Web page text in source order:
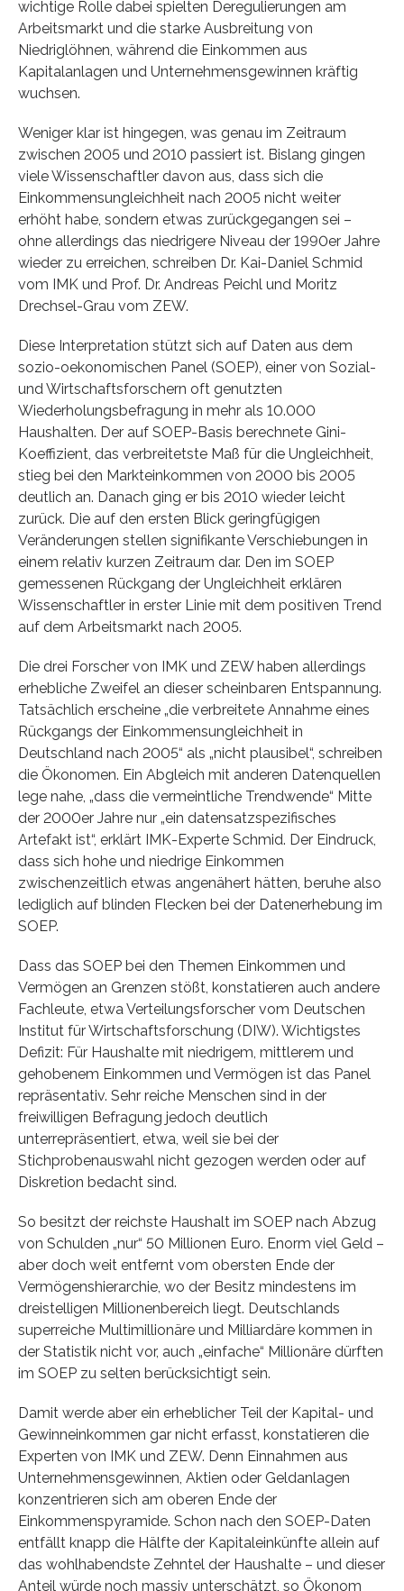
wichtige Rolle dabei spielten Deregulierungen am
Arbeitsmarkt und die starke Ausbreitung von
Niedriglöhnen, während die Einkommen aus
Kapitalanlagen und Unternehmensgewinnen kräftig
wuchsen.
Weniger klar ist hingegen, was genau im Zeitraum
zwischen 2005 und 2010 passiert ist. Bislang gingen
viele Wissenschaftler davon aus, dass sich die
Einkommensungleichheit nach 2005 nicht weiter
erhöht habe, sondern etwas zurückgegangen sei –
ohne allerdings das niedrigere Niveau der 1990er Jahre
wieder zu erreichen, schreiben Dr. Kai-Daniel Schmid
vom IMK und Prof. Dr. Andreas Peichl und Moritz
Drechsel-Grau vom ZEW.
Diese Interpretation stützt sich auf Daten aus dem
sozio-oekonomischen Panel (SOEP), einer von Sozial-
und Wirtschaftsforschern oft genutzten
Wiederholungsbefragung in mehr als 10.000
Haushalten. Der auf SOEP-Basis berechnete Gini-
Koeffizient, das verbreitetste Maß für die Ungleichheit,
stieg bei den Markteinkommen von 2000 bis 2005
deutlich an. Danach ging er bis 2010 wieder leicht
zurück. Die auf den ersten Blick geringfügigen
Veränderungen stellen signifikante Verschiebungen in
einem relativ kurzen Zeitraum dar. Den im SOEP
gemessenen Rückgang der Ungleichheit erklären
Wissenschaftler in erster Linie mit dem positiven Trend
auf dem Arbeitsmarkt nach 2005.
Die drei Forscher von IMK und ZEW haben allerdings
erhebliche Zweifel an dieser scheinbaren Entspannung.
Tatsächlich erscheine „die verbreitete Annahme eines
Rückgangs der Einkommensungleichheit in
Deutschland nach 2005“ als „nicht plausibel“, schreiben
die Ökonomen. Ein Abgleich mit anderen Datenquellen
lege nahe, „dass die vermeintliche Trendwende“ Mitte
der 2000er Jahre nur „ein datensatzspezifisches
Artefakt ist“, erklärt IMK-Experte Schmid. Der Eindruck,
dass sich hohe und niedrige Einkommen
zwischenzeitlich etwas angenähert hätten, beruhe also
lediglich auf blinden Flecken bei der Datenerhebung im
SOEP.
Dass das SOEP bei den Themen Einkommen und
Vermögen an Grenzen stößt, konstatieren auch andere
Fachleute, etwa Verteilungsforscher vom Deutschen
Institut für Wirtschaftsforschung (DIW). Wichtigstes
Defizit: Für Haushalte mit niedrigem, mittlerem und
gehobenem Einkommen und Vermögen ist das Panel
repräsentativ. Sehr reiche Menschen sind in der
freiwilligen Befragung jedoch deutlich
unterrepräsentiert, etwa, weil sie bei der
Stichprobenauswahl nicht gezogen werden oder auf
Diskretion bedacht sind.
So besitzt der reichste Haushalt im SOEP nach Abzug
von Schulden „nur“ 50 Millionen Euro. Enorm viel Geld –
aber doch weit entfernt vom obersten Ende der
Vermögenshierarchie, wo der Besitz mindestens im
dreistelligen Millionenbereich liegt. Deutschlands
superreiche Multimillionäre und Milliardäre kommen in
der Statistik nicht vor, auch „einfache“ Millionäre dürften
im SOEP zu selten berücksichtigt sein.
Damit werde aber ein erheblicher Teil der Kapital- und
Gewinneinkommen gar nicht erfasst, konstatieren die
Experten von IMK und ZEW. Denn Einnahmen aus
Unternehmensgewinnen, Aktien oder Geldanlagen
konzentrieren sich am oberen Ende der
Einkommenspyramide. Schon nach den SOEP-Daten
entfällt knapp die Hälfte der Kapitaleinkünfte allein auf
das wohlhabendste Zehntel der Haushalte – und dieser
Anteil würde noch massiv unterschätzt, so Ökonom